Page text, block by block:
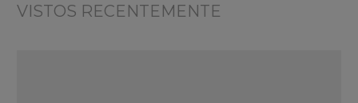
VISTOS RECENTEMENTE